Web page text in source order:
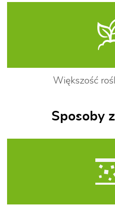
Większość
Sposoby